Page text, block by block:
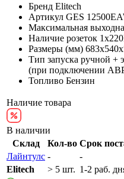
Бренд Elitech
Артикул GES
Максимальная
Наличие розеток
Размеры (мм)
Тип запуска ручной +
(при подключении
Топливо Бензин
Наличие товара
В наличии
Склад
Кол-во Срок
Лайнтулс -
-
Elitech
> 5 шт. 1-2 раб.